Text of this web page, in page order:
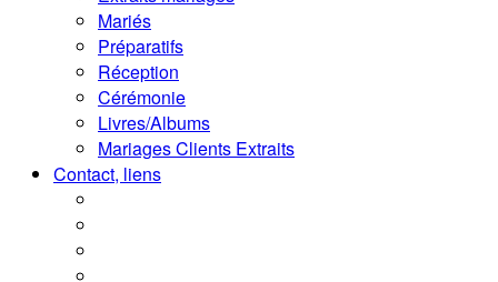
Mariés
Préparatifs
Réception
Cérémonie
Livres/Albums
Mariages Clients Extraits
Contact, liens